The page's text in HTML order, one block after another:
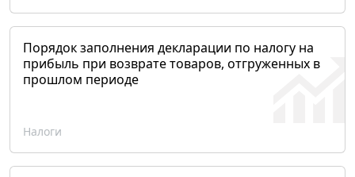
Порядок заполнения декларации по налогу на
прибыль при возврате товаров, отгруженных в
прошлом периоде
Налоги